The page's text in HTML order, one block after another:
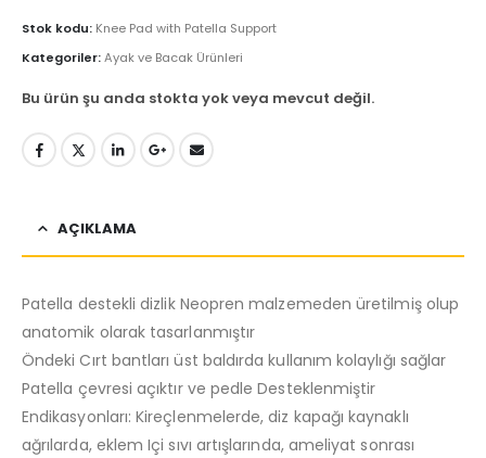
Stok kodu: Knee Pad with Patella Support
Kategoriler:Ayak ve Bacak Ürünleri
Bu ürün şu anda stokta yok veya mevcut değil.
AÇIKLAMA
Patella destekli dizlik Neopren malzemeden üretilmiş olup
anatomik olarak tasarlanmıştır
Öndeki Cırt bantları üst baldırda kullanım kolaylığı sağlar
Patella çevresi açıktır ve pedle Desteklenmiştir
Endikasyonları: Kireçlenmelerde, diz kapağı kaynaklı
ağrılarda, eklem Içi sıvı artışlarında, ameliyat sonrası